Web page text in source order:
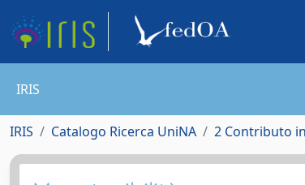
IRIS
IRIS Catalogo Ricerca UniNA 2 Contributo